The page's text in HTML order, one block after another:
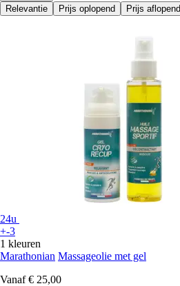
Relevantie
Prijs oplopend Prijs aflopend
24u
+-3
1 kleuren
Marathonian Massageolie met gel
Vanaf € 25,00